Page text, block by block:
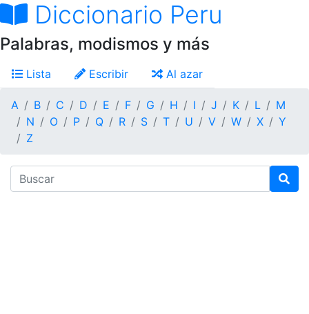
Diccionario Peru
Palabras, modismos y más
Lista Escribir Al azar
A B C D E F G H I J K L
M
N
O P Q R S T U V W X
Y
Z